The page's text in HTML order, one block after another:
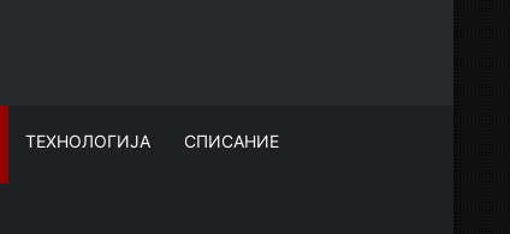
ТЕХНОЛОГИЈА СПИСАНИЕ